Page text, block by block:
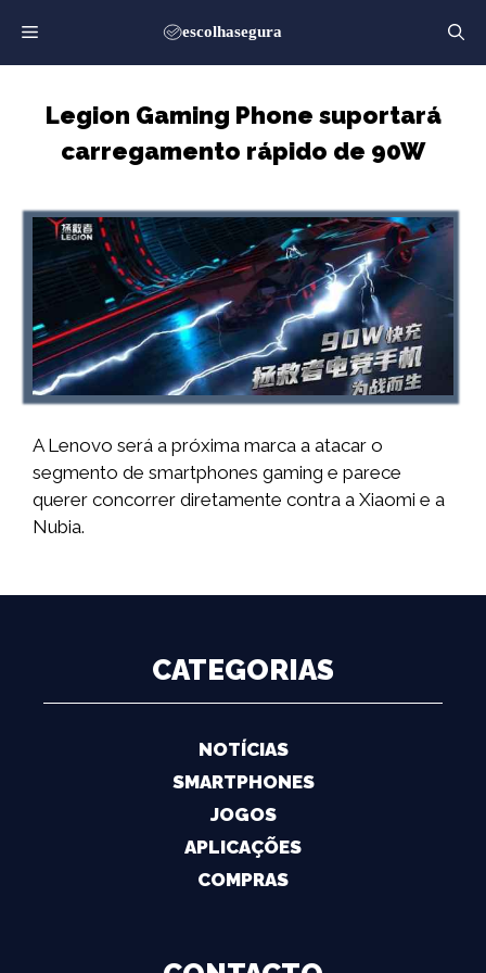
para
o
Legion Gaming Phone suportará
carregamento rápido de 90W
A Lenovo será a próxima marca a atacar o
segmento de smartphones gaming e parece
querer concorrer diretamente contra a Xiaomi e a
Nubia.
CATEGORIAS
NOTÍCIAS
SMARTPHONES
JOGOS
APLICAÇÕES
COMPRAS